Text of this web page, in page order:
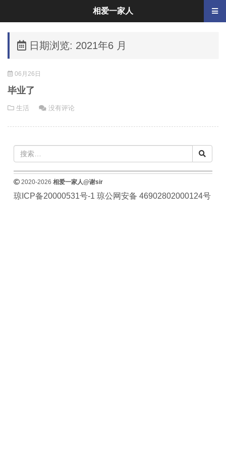
日期浏览: 2021年6 月
06月26日
毕业了
生活 没有评论
2020-2026 相爱一家人@谢sir
琼ICP备20000531号-1 琼公网安备 46902802000124号
相爱一家人